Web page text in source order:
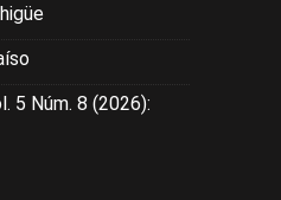
5 Núm. 8 (2026):